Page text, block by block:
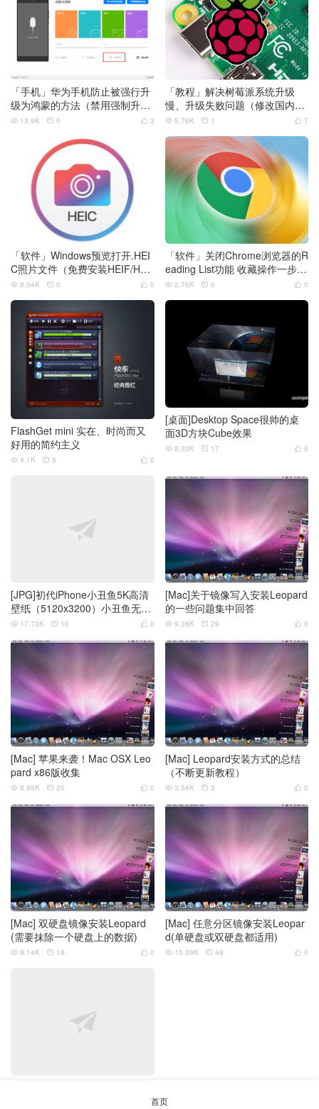
「手机」华为手机防止被强行升
级为鸿蒙的方法（禁用强制升
级，7月5日更新）
 3
 13.9K  0
「教程」解决树莓派系统升级
慢、升级失败问题（修改国内
源）
 7
 5.76K  1
「软件」Windows预览打开.HEI
C照片文件（免费安装HEIF/HEV
C扩展 ）
 0
 8.04K  0
「软件」关闭Chrome浏览器的R
eading List功能 收藏操作一步完
成
 0
 2.76K  0
FlashGet mini 实在、时尚而又
好用的简约主义
 0
 4.1K  5
[桌面]Desktop Space很帅的桌
面3D方块Cube效果
 0
 8.33K  17
[JPG]初代iPhone小丑鱼5K高清
壁纸（5120x3200）小丑鱼无水
印
 0
 17.73K  10
[Mac]关于镜像写入安装Leopard
的一些问题集中回答
 0
 9.36K  29
[Mac] 苹果来袭！Mac OSX Leo
pard x86版收集
 0
 8.95K  20
[Mac] Leopard安装方式的总结
（不断更新教程）
 0
 3.54K  2
[Mac] 双硬盘镜像安装Leopard
(需要抹除一个硬盘上的数据)
 0
 8.14K  18
[Mac] 任意分区镜像安装Leopar
d(单硬盘或双硬盘都适用)
 0
 15.39K  48
首页